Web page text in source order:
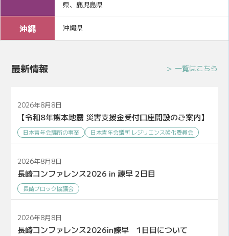
県、鹿児島県
沖縄 沖縄県
最新情報 一覧はこちら
2026年8月8日
【令和8年熊本地震 災害支援金受付口座開設のご案内】
日本青年会議所の事業 日本青年会議所 レジリエンス強化委員会
2026年8月8日
長崎コンファレンス2026 in 諫早 2日目
長崎ブロック協議会
2026年8月8日
長崎コンファレンス2026in諫早 1日目について